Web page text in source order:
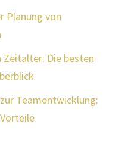
Planung von
Die besten
Teamentwicklung: